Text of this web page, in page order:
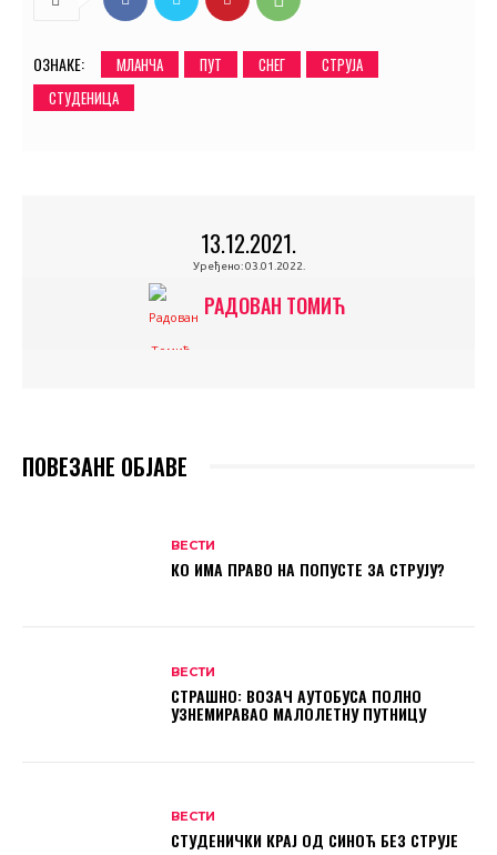
ОЗНАКЕ: МЛАНЧА ПУТ СНЕГ
СТРУЈА
СТУДЕНИЦА
13.12.2021.
Уређено: 03.01.2022.
РАДОВАН ТОМИЋ
ПОВЕЗАНЕ ОБЈАВЕ
ВЕСТИ
КО ИМА ПРАВО НА ПОПУСТЕ ЗА СТРУЈУ?
ВЕСТИ
СТРАШНО: ВОЗАЧ АУТОБУСА ПОЛНО
УЗНЕМИРАВАО МАЛОЛЕТНУ ПУТНИЦУ
ВЕСТИ
СТУДЕНИЧКИ КРАЈ ОД СИНОЋ БЕЗ СТРУЈЕ